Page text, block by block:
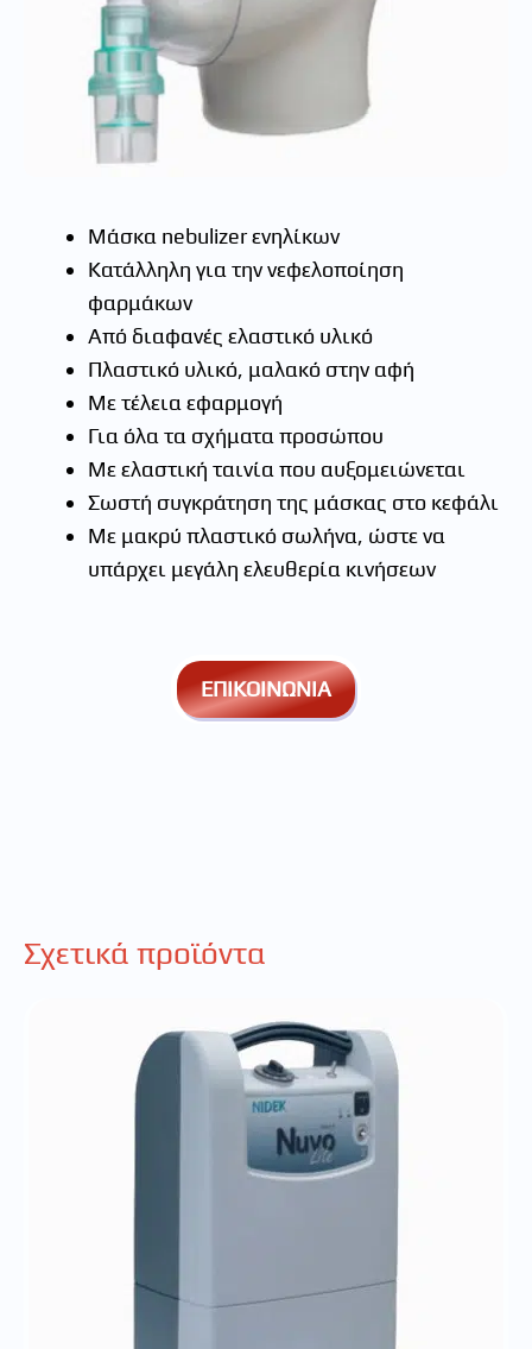
Μάσκα nebulizer ενηλίκων
Κατάλληλη για την νεφελοποίηση
φαρμάκων
Aπό διαφανές ελαστικό υλικό
Πλαστικό υλικό, μαλακό στην αφή
Με τέλεια εφαρμογή
Για όλα τα σχήματα προσώπου
Με ελαστική ταινία που αυξομειώνεται
Σωστή συγκράτηση της μάσκας στο κεφάλι
Με μακρύ πλαστικό σωλήνα, ώστε να
υπάρχει μεγάλη ελευθερία κινήσεων
ΕΠΙΚΟΙΝΩΝΙΑ
Σχετικά προϊόντα